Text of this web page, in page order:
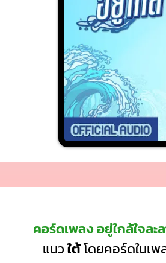
คอร์ดเพลง อยู่ใกล้ใจละ
แนวใต้โดยคอร์ดในเ